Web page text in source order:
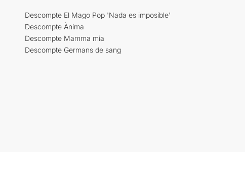
Descompte El Mago Pop 'Nada es imposible'
Descompte Ànima
Descompte Mamma mia
Descompte Germans de sang